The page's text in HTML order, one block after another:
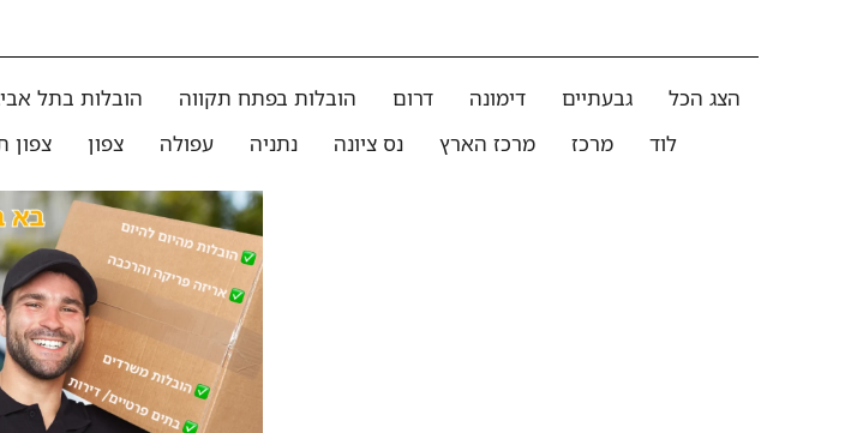
הצג הכל גבעתיים דימונה דרום הובלות בפתח תקווה הובלות בתל
לוד
מרכז מרכז הארץ נס ציונה נתניה עפולה צפון צפון